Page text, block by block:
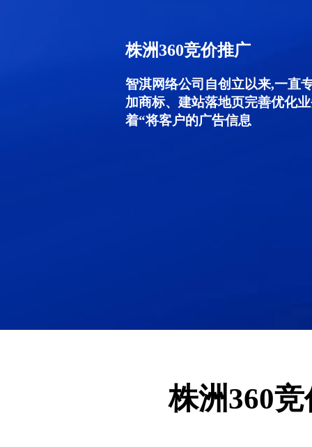
株洲360竞价推广
智淇网络公司自创立以来,一直
加商标、建站落地页完善优化
着“将客户的广告信息
株洲360